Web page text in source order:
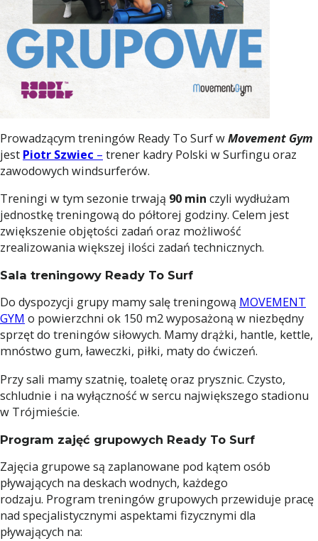
Prowadzącym treningów Ready To Surf wMovement Gym
jest Piotr Szwiec – trener kadry Polski w Surfingu oraz
zawodowych windsurferów.
Treningi w tym sezonie trwają 90 min czyli wydłużam
jednostkę treningową do półtorej godziny. Celem jest
zwiększenie objętości zadań oraz możliwość
zrealizowania większej ilości zadań technicznych.
Sala treningowy Ready To Surf
Do dyspozycji grupy mamy salę treningową MOVEMENT
GYM o powierzchni ok 150 m2 wyposażoną w niezbędny
sprzęt do treningów siłowych. Mamy drążki, hantle, kettle,
mnóstwo gum, ławeczki, piłki, maty do ćwiczeń.
Przy sali mamy szatnię, toaletę oraz prysznic. Czysto,
schludnie i na wyłączność w sercu największego stadionu
w Trójmieście.
Program zajęć grupowych Ready To Surf
Zajęcia grupowe są zaplanowane pod kątem osób
pływających na deskach wodnych, każdego
rodzaju. Program treningów grupowych przewiduje pracę
nad specjalistycznymi aspektami fizycznymi dla
pływających na: